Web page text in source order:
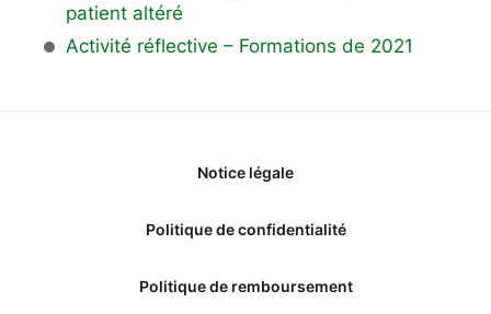
patient altéré
Activité réflective – Formations de 2021
Notice légale
Politique de confidentialité
Politique de remboursement